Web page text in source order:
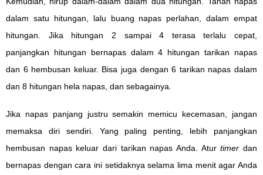
dalam satu hitungan, lalu buang napas perlahan, dalam empat
hitungan. Jika hitungan 2 sampai 4 terasa terlalu cepat,
panjangkan hitungan bernapas dalam 4 hitungan tarikan napas
dan 6 hembusan keluar. Bisa juga dengan 6 tarikan napas dalam
dan 8 hitungan hela napas, dan sebagainya.
Jika napas panjang justru semakin memicu kecemasan, jangan
memaksa diri sendiri. Yang paling penting, lebih panjangkan
hembusan napas keluar dari tarikan napas Anda. Aturtimer dan
bernapas dengan cara ini setidaknya selama lima menit agar Anda